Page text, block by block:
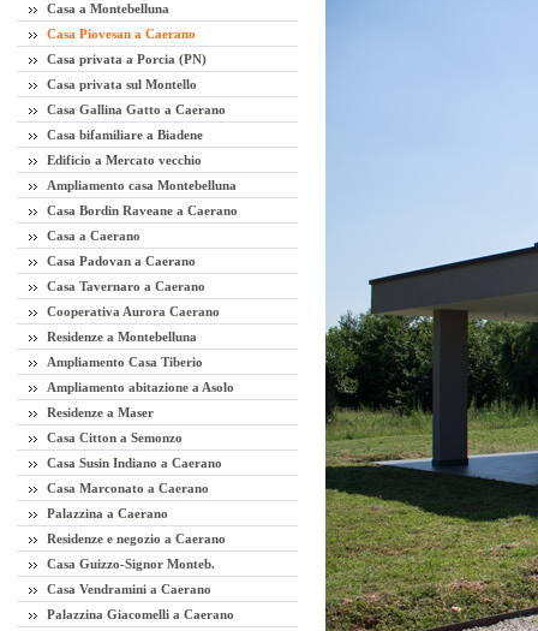
Casa a Montebelluna
Casa Piovesan a Caerano
Casa privata a Porcia (PN)
Casa privata sul Montello
Casa Gallina Gatto a Caerano
Casa bifamiliare a Biadene
Edificio a Mercato vecchio
Ampliamento casa Montebelluna
Casa Bordin Raveane a Caerano
Casa a Caerano
Casa Padovan a Caerano
Casa Tavernaro a Caerano
Cooperativa Aurora Caerano
Residenze a Montebelluna
Ampliamento Casa Tiberio
Ampliamento abitazione a Asolo
Residenze a Maser
Casa Citton a Semonzo
Casa Susin Indiano a Caerano
Casa Marconato a Caerano
Palazzina a Caerano
Residenze e negozio a Caerano
Casa Guizzo-Signor Monteb.
Casa Vendramini a Caerano
Palazzina Giacomelli a Caerano